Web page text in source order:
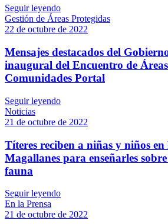
Seguir leyendo
Gestión de Áreas Protegidas
22 de octubre de 2022
Mensajes destacados del
inaugural del Encuentro de
Comunidades Portal
Seguir leyendo
Noticias
21 de octubre de 2022
Títeres reciben a niñas y niños en
Magallanes para enseñarles
fauna
Seguir leyendo
En la Prensa
21 de octubre de 2022